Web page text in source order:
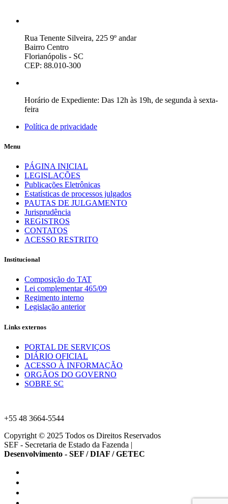
Rua Tenente Silveira, 225 9º andar
Bairro Centro
Florianópolis - SC
CEP: 88.010-300
Horário de Expediente: Das 12h às 19h, de segunda à sexta-
feira
Política de privacidade
Menu
PÁGINA INICIAL
LEGISLAÇÕES
Publicações Eletrônicas
Estatísticas de processos julgados
PAUTAS DE JULGAMENTO
Jurisprudência
REGISTROS
CONTATOS
ACESSO RESTRITO
Institucional
Composição do TAT
Lei complementar 465/09
Regimento interno
Legislação anterior
Links externos
PORTAL DE SERVIÇOS
DIÁRIO OFICIAL
ACESSO À INFORMAÇÃO
ORGÃOS DO GOVERNO
SOBRE SC
+55 48 3664-5544
Copyright © 2025 Todos os Direitos Reservados
SEF - Secretaria de Estado da Fazenda |
Desenvolvimento - SEF / DIAF / GETEC